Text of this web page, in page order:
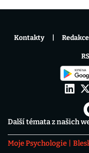
Další témata z našich
Moje Psychologie
Kontakty Redakce